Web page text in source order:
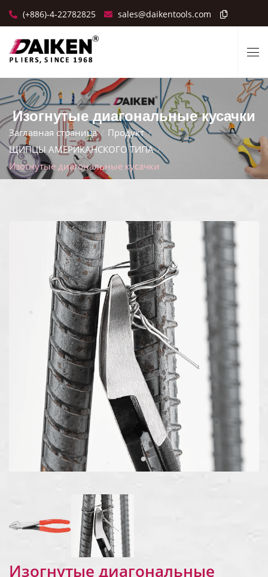
(+886)-4-22782825 sales@daikentools.com
Изогнутые диагональные кусачки
Заглавная страница
Продукт
ЩИПЦЫ АМЕРИКАНСКОГО ТИПА
Изогнутые диагональные кусачки
Изогнутые диагональные